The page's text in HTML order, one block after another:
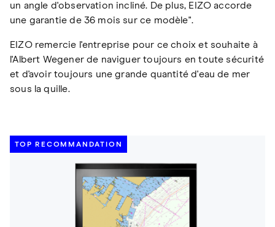
un angle d'observation incliné. De plus, EIZO accorde
une garantie de 36 mois sur ce modèle".
EIZO remercie l'entreprise pour ce choix et souhaite à
l'Albert Wegener de naviguer toujours en toute sécurité
et d'avoir toujours une grande quantité d'eau de mer
sous la quille.
TOP RECOMMANDATION